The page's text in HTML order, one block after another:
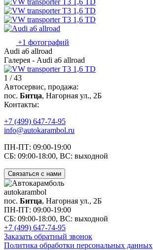
+1 фотографий
Audi a6 allroad
Галерея - Audi a6 allroad
1 / 43
Автосервис, продажа:
пос. Битца, Нагорная ул., 2Б
Контакты:
+7 (499) 647-74-95
info@autokarambol.ru
ПН-ПТ: 09:00-19:00
СБ: 09:00-18:00, ВС: выходной
Связаться с нами
autokarambol
пос. Битца, Нагорная ул., 2Б
ПН-ПТ: 09:00-19:00
СБ: 09:00-18:00, ВС: выходной
+7 (499) 647-74-95
Заказать обратный звонок
Политика обработки персональных данных